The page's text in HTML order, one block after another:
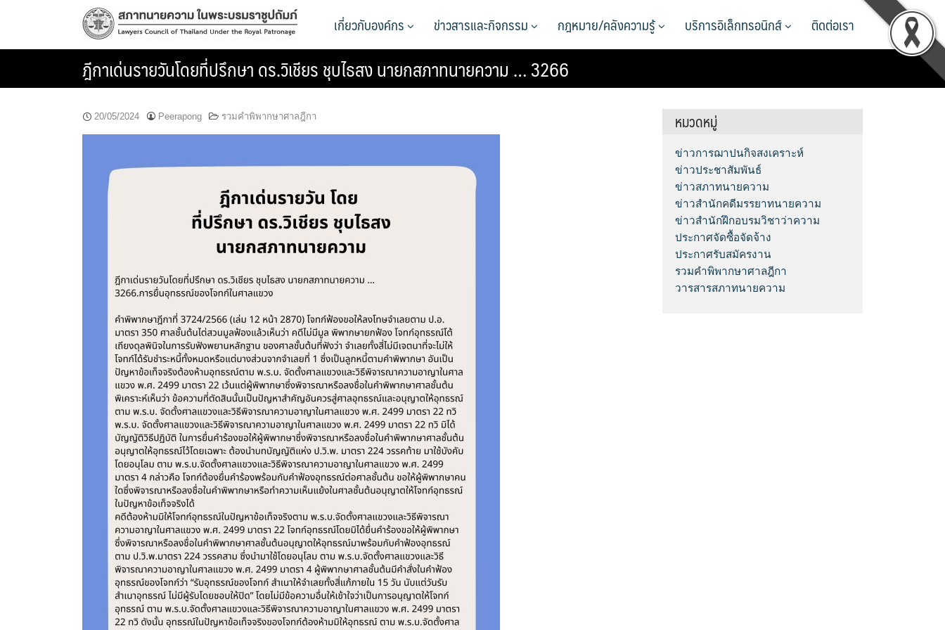
เกี่ยวกับองค์กร ข่าวสารและกิจกรรม กฎหมาย/คลังความรู้ บริการอิเล็กทรอนิกส์ ติดต่อเรา
ฎีกาเด่นรายวันโดยที่ปรึกษา ดร.วิเชียร ชุบไธสง นายกสภาทนายความ … 3266
20/05/2024 Peerapong รวมคำพิพากษาศาลฎีกา หมวดหมู่
ข่าวการฌาปนกิจสงเคราะห์
ข่าวประชาสัมพันธ์
ข่าวสภาทนายความ
ข่าวสำนักคดีมรรยาทนายความ
ข่าวสำนักฝึกอบรมวิชาว่าความ
ประกาศจัดซื้อจัดจ้าง
ประกาศรับสมัครงาน
รวมคำพิพากษาศาลฎีกา
วารสารสภาทนายความ